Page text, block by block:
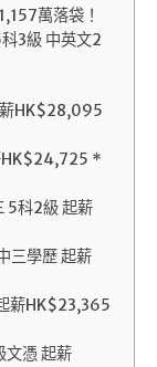
萬落袋！
3級 中英文2
薪HK$28,095
HK$24,725 *
5科2級 起薪
三學歷 起薪
薪HK$23,365
文憑 起薪